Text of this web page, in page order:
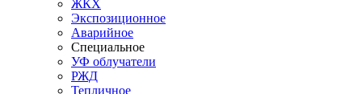
ЖКХ
Экспозиционное
Аварийное
Специальное
УФ облучатели
РЖД
Тепличное